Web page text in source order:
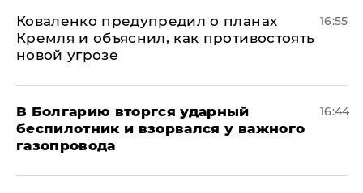
Коваленко предупредил о планах
Кремля и объяснил, как противостоять
новой угрозе
16:55
В Болгарию вторгся ударный
беспилотник и взорвался у важного
газопровода
16:44